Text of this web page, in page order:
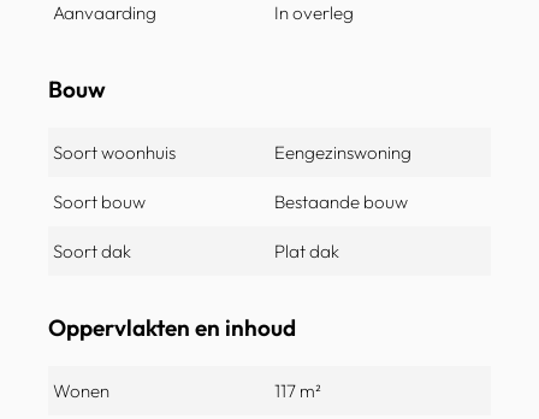
Aanvaarding In overleg
Bouw
Soort woonhuis Eengezinswoning
Soort bouw Bestaande bouw
Soort dak Plat dak
Oppervlakten en inhoud
Wonen 117 m²